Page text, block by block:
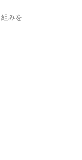
みを